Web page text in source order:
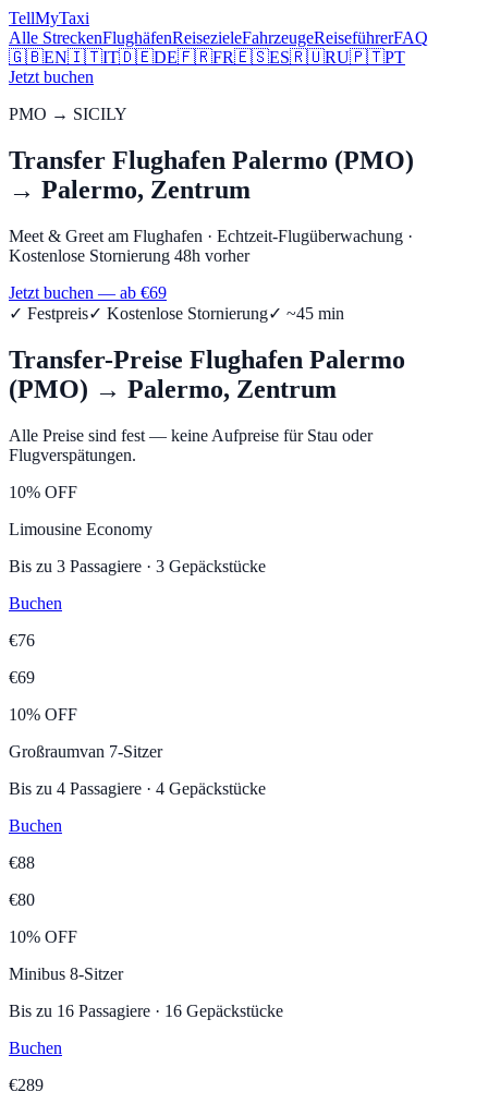
TellMyTaxi
Alle StreckenFlughäfenReisezieleFahrzeugeReiseführerFAQ
🇬🇧EN🇮🇹IT🇩🇪DE🇫🇷FR🇪🇸ES🇷🇺RU🇵🇹PT
Jetzt buchen
PMO → SICILY
Transfer Flughafen Palermo (PMO)
→ Palermo, Zentrum
Meet & Greet am Flughafen · Echtzeit-Flugüberwachung ·
Kostenlose Stornierung 48h vorher
Jetzt buchen — ab €69
✓ Festpreis✓ Kostenlose Stornierung✓ ~45 min
Transfer-Preise Flughafen Palermo
(PMO) → Palermo, Zentrum
Alle Preise sind fest — keine Aufpreise für Stau oder
Flugverspätungen.
10% OFF
Limousine Economy
Bis zu 3 Passagiere · 3 Gepäckstücke
Buchen
€76
€69
10% OFF
Großraumvan 7-Sitzer
Bis zu 4 Passagiere · 4 Gepäckstücke
Buchen
€88
€80
10% OFF
Minibus 8-Sitzer
Bis zu 16 Passagiere · 16 Gepäckstücke
Buchen
€289